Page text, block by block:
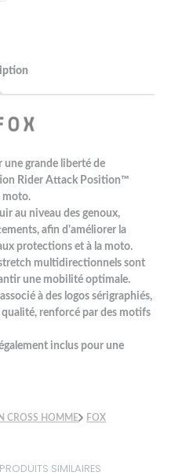
grande liberté de
Rider Attack Position™
moto.
au niveau des genoux,
afin d'améliorer la
protections et à la moto.
multidirectionnels sont
une mobilité optimale.
à des logos sérigraphiés,
renforcé par des motifs
inclus pour une
CROSS HOMME FOX
SIMILAIRES